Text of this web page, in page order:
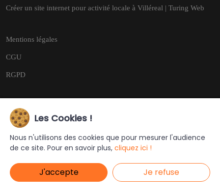
Créer un site internet pour activité locale à Villéreal | Turing Web
Mentions légales
CGU
RGPD
Copyright © 2026
Ce site a été créé et est géré par Turing Web
Les Cookies !
Nous n'utilisons des cookies que pour mesurer l'audience
de ce site. Pour en savoir plus, cliquez ici !
J'accepte Je refuse